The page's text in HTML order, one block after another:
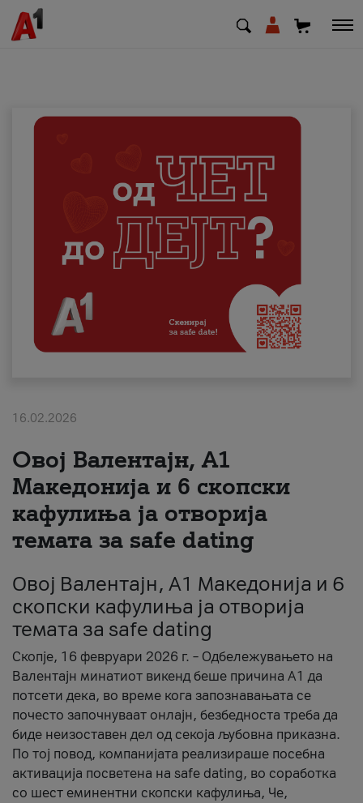
Деловни
Поддршка
Надополни кредит
Плати сметка
#ПодобарОнлајн
16.02.2026
Овој Валентајн, A1
Македонија и 6 скопски
кафулиња ја отворија
темата за safe dating
Овој Валентајн, A1 Македонија и 6
скопски кафулиња ја отворија
темата за safe dating
Скопје, 16 февруари 2026 г. – Одбележувањето на
Валентајн минатиот викенд беше причина А1 да
потсети дека, во време кога запознавањата се
почесто започнуваат онлајн, безбедноста треба да
биде неизоставен дел од секоја љубовна приказна.
По тој повод, компанијата реализираше посебна
активација посветена на safe dating, во соработка
со шест еминентни скопски кафулиња, Че,